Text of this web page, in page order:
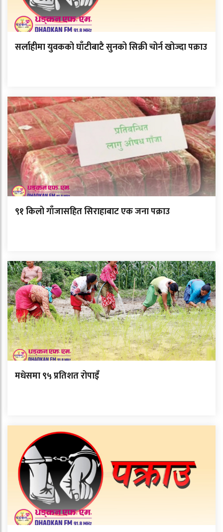
सर्लाहीमा युवकको घाँटीबाटै सुनको सिक्री चोर्न खोज्दा पक्राउ
९१ किलो गाँजासहित सिराहाबाट एक जना पक्राउ
मधेसमा ९५ प्रतिशत रोपाइँ